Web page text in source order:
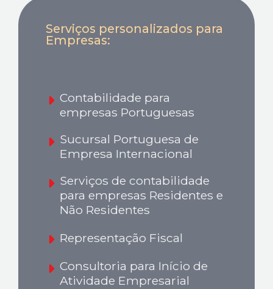
Serviços personalizados para
Empresas:
Contabilidade para
empresas Portuguesas
Sucursal Portuguesa de
Empresa Internacional
Serviços de contabilidade
para empresas Residentes e
Não Residentes
Representação Fiscal
Consultoria para Início de
Atividade Empresarial